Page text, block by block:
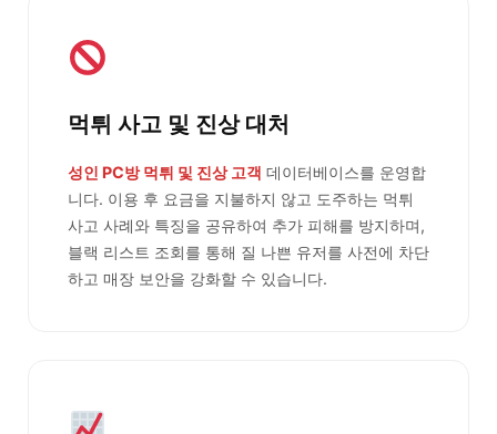
먹튀 사고 및 진상 대처
성인 PC방 먹튀 및 진상 고객 데이터베이스를 운영합
니다. 이용 후 요금을 지불하지 않고 도주하는 먹튀
사고 사례와 특징을 공유하여 추가 피해를 방지하며,
블랙 리스트 조회를 통해 질 나쁜 유저를 사전에 차단
하고 매장 보안을 강화할 수 있습니다.